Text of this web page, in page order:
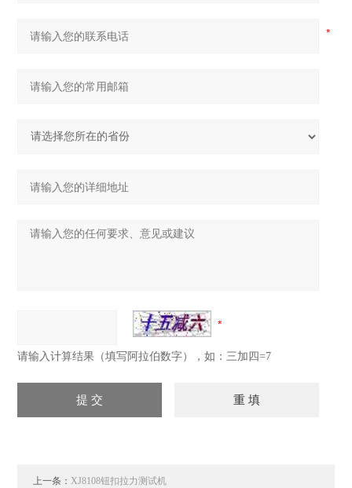
请输入计算结果（填写阿拉伯数字），如：三加四=7
上一条：XJ8108钮扣拉力测试机